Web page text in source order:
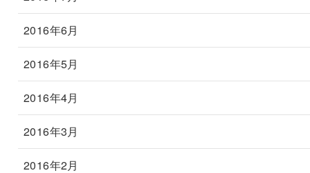
2016年6月
2016年5月
2016年4月
2016年3月
2016年2月